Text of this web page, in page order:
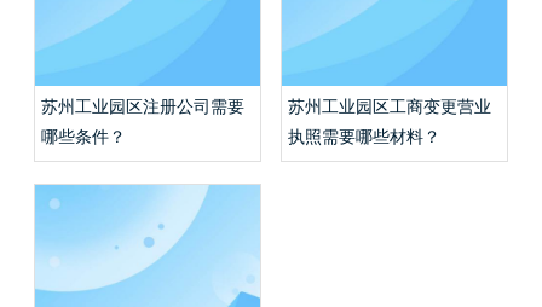
苏州工业园区注册公司需要
哪些条件？
苏州工业园区工商变更营业
执照需要哪些材料？